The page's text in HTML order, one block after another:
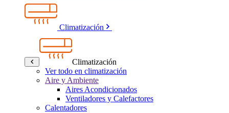
Climatización
Climatización
Ver todo en climatización
Aire y Ambiente
Aires Acondicionados
Ventiladores y Calefactores
Calentadores